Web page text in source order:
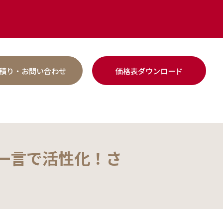
り・お問い合わせ 価格表ダウンロード
言で活性化！さ